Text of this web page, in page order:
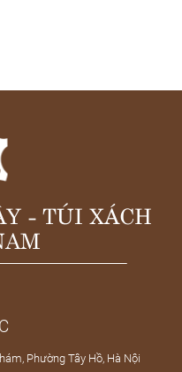
- TÚI XÁCH
Phường Tây Hồ, Hà Nội